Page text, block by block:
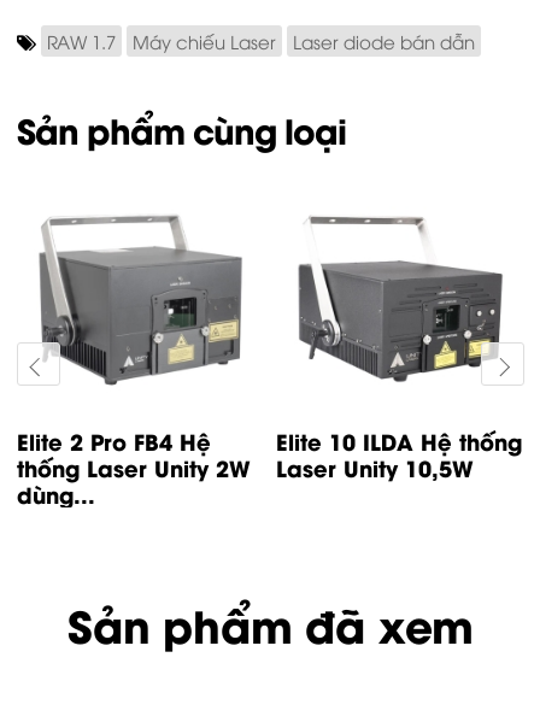
RAW 1.7 Máy chiếu Laser Laser diode bán dẫn
Sản phẩm cùng loại
Elite 5 ILDA Hệ thống
Laser Unity 5,5W
Elite 3 ILDA Hệ thống
Laser Unity 3W
Sản phẩm đã xem